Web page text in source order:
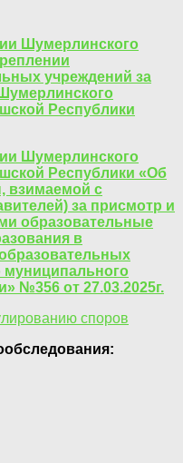
Шумерлинского
учреждений за
Республики
Шумерлинского
Республики «Об
взимаемой с
за присмотр и
образовательные
в
№356 от 27.03.2025г.
споров